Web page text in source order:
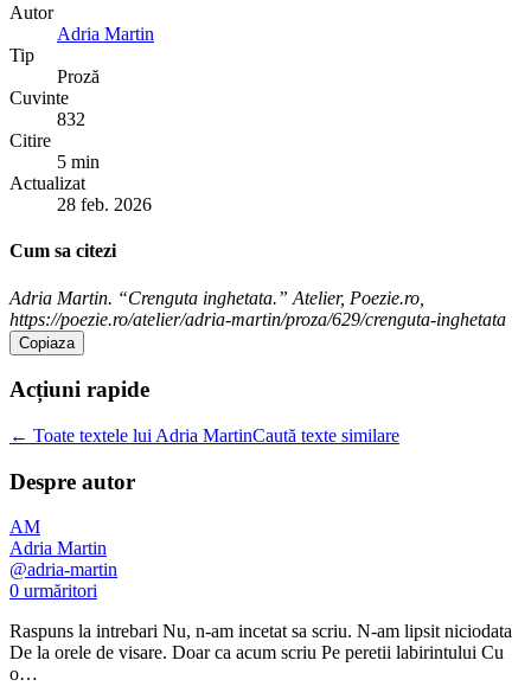
Autor
Adria Martin
Tip
Proză
Cuvinte
832
Citire
5 min
Actualizat
28 feb. 2026
Cum sa citezi
Adria Martin. “Crenguta inghetata.” Atelier, Poezie.ro,
https://poezie.ro/atelier/adria-martin/proza/629/crenguta-inghetata
Copiaza
Acțiuni rapide
← Toate textele lui Adria MartinCaută texte similare
Despre autor
AM
Adria Martin
@adria-martin
0 urmăritori
Raspuns la intrebari Nu, n-am incetat sa scriu. N-am lipsit niciodata
De la orele de visare. Doar ca acum scriu Pe peretii labirintului Cu
o…